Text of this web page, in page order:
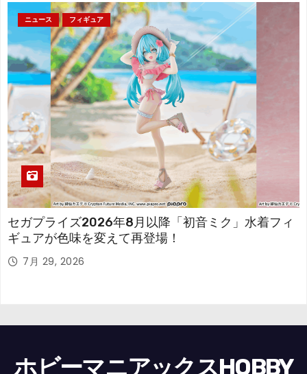
ニュース フィギュア
セガプライズ2026年8月以降「初音ミク」水着フィ
ギュアが色味を変えて再登場！
7月 29, 2026
ホビーマニアックスHOBBY